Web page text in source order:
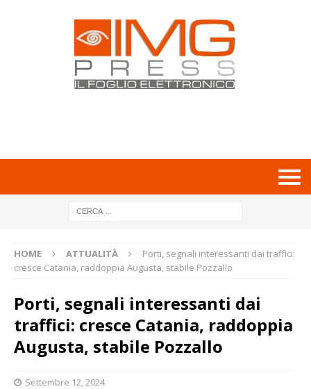
HOME ATTUALITÀ
Porti, segnali interessanti dai traffici:
cresce Catania, raddoppia Augusta, stabile Pozzallo
Porti, segnali interessanti dai
traffici: cresce Catania, raddoppia
Augusta, stabile Pozzallo
Settembre 12, 2024